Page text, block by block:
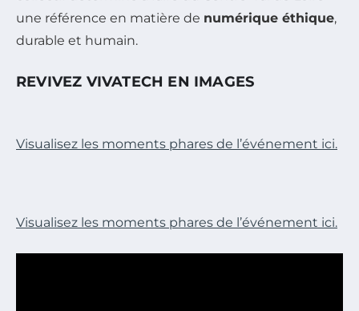
une référence en matière de numérique éthique,
durable et humain.
REVIVEZ VIVATECH EN IMAGES
Visualisez les moments phares de l’événement ici.
Visualisez les moments phares de l’événement ici.